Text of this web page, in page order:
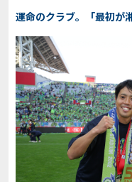
運命のクラブ。「最初が